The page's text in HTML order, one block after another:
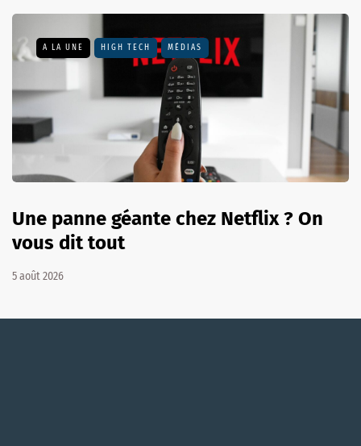
A LA UNE HIGH TECH MÉDIAS
Une panne géante chez Netflix ? On
vous dit tout
5 août 2026